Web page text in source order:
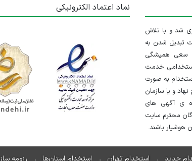
تاریخ ۱۳۹۱/۱/۱۰ راه اندازی شد و با تلاش
تبدیل شدن به
سعی همیشگی
خدمت
به صورت
و یا سازمان
ی آگهی های
محترم سایت
باشند.
نماد اعتماد الکترونیکی
جدید استخدام تهران استخدام استان‌ها رزومه ساز